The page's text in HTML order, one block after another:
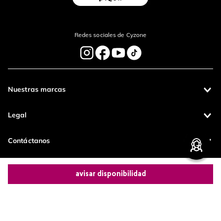
avisar disponibilidad
Redes sociales de Cyzone
Nuestras marcas
Legal
Contáctanos
Entregas a todo